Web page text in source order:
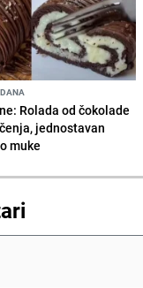
Rolada od čokolade
jednostavan
muke